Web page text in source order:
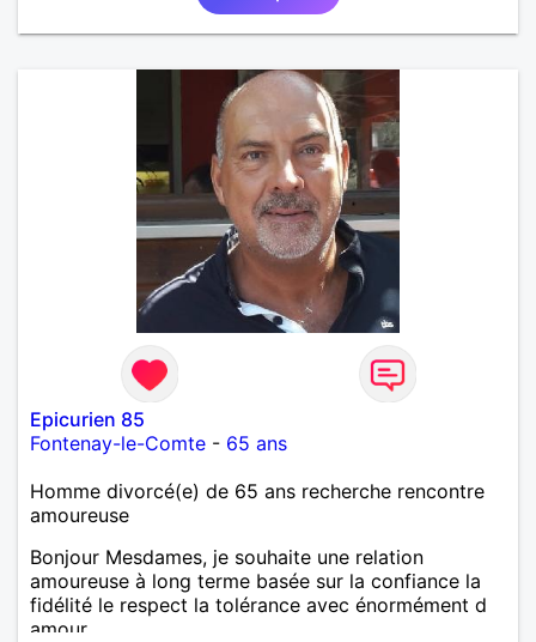
Epicurien 85
Fontenay-le-Comte - 65 ans
Homme divorcé(e) de 65 ans recherche rencontre
amoureuse
Bonjour Mesdames, je souhaite une relation
amoureuse à long terme basée sur la confiance la
fidélité le respect la tolérance avec énormément d
amour